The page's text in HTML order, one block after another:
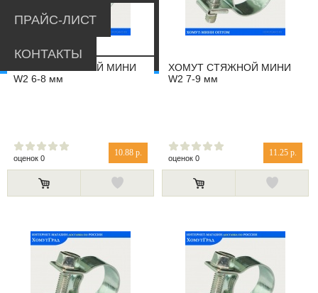
ПРАЙС-ЛИСТ
КОНТАКТЫ
ХОМУТ СТЯЖНОЙ МИНИ
W2 6-8 мм
10.88 р.
оценок 0
ХОМУТ СТЯЖНОЙ МИНИ
W2 7-9 мм
11.25 р.
оценок 0